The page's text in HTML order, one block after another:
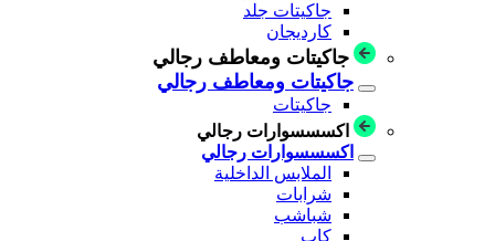
جاكيتات جلد
كارديجان
جاكيتات ومعاطف رجالي
جاكيتات ومعاطف رجالي
جاكيتات
اكسسسوارات رجالي
اكسسسوارات رجالي
الملابس الداخلية
شرابات
شباشب
كاب